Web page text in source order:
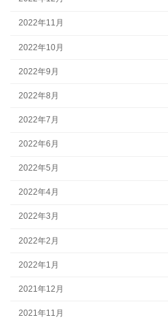
2022年11月
2022年10月
2022年9月
2022年8月
2022年7月
2022年6月
2022年5月
2022年4月
2022年3月
2022年2月
2022年1月
2021年12月
2021年11月